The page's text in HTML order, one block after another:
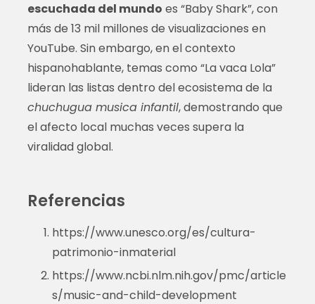
escuchada del mundo es “Baby Shark”, con
más de 13 mil millones de visualizaciones en
YouTube. Sin embargo, en el contexto
hispanohablante, temas como “La vaca Lola”
lideran las listas dentro del ecosistema de la
chuchugua musica infantil, demostrando que
el afecto local muchas veces supera la
viralidad global.
Referencias
https://www.unesco.org/es/cultura-
patrimonio-inmaterial
https://www.ncbi.nlm.nih.gov/pmc/article
s/music-and-child-development